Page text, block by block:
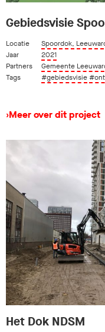
Gebiedsvisie
Locatie
Spoordok,
Jaar
2021
Partners
Gemeente
Tags
#gebiedsvisie
›Meer over dit project
Het Dok NDSM